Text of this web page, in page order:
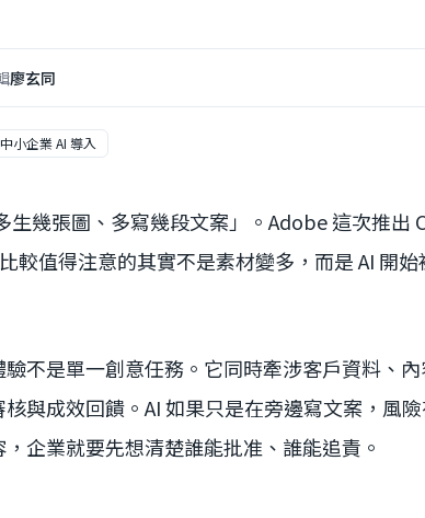
廖玄同
中小企業 AI 導入
生幾張圖、多寫幾段文案」。Adobe 這次推出
較值得注意的其實不是素材變多，而是 AI 開
不是單一創意任務。它同時牽涉客戶資料、
與成效回饋。AI 如果只是在旁邊寫文案，風
企業就要先想清楚誰能批准、誰能追責。